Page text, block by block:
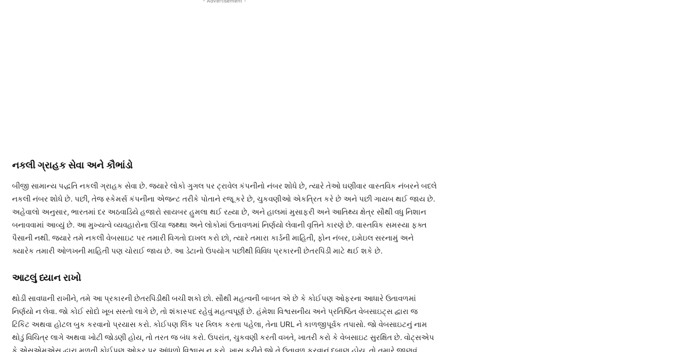
નકલી ગ્રાહક સેવા અને કૌભાંડો
બીજી સામાન્ય પદ્ધતિ નકલી ગ્રાહક સેવા છે. જ્યારે લોકો ગુગલ પર ટ્રાવેલ કંપનીનો નંબર શોધે છે, ત્યારે તેઓ ઘણીવાર વાસ્તવિક નંબરને બદલે
નકલી નંબર શોધે છે. પછી, તેજ સ્કેમર્સ કંપનીના એજન્ટ તરીકે પોતાને રજૂ કરે છે, ચુકવણીઓ એકત્રિત કરે છે અને પછી ગાયબ થઈ જાય છે.
અહેવાલો અનુસાર, ભારતમાં દર અઠવાડિયે હજારો સાયબર હુમલા થઈ રહ્યા છે, અને હાલમાં મુસાફરી અને આતિથ્ય ક્ષેત્ર સૌથી વધુ નિશાન
બનાવવામાં આવ્યું છે. આ મુખ્યત્વે વ્યવહારોના ઊંચા જથ્થા અને લોકોમાં ઉતાવળમાં નિર્ણયો લેવાની વૃત્તિને કારણે છે. વાસ્તવિક સમસ્યા ફક્ત
પૈસાની નથી. જ્યારે તમે નકલી વેબસાઇટ પર તમારી વિગતો દાખલ કરો છો, ત્યારે તમારા કાર્ડની માહિતી, ફોન નંબર, ઇમેઇલ સરનામું અને
ક્યારેક તમારી ઓળખની માહિતી પણ ચોરાઈ જાય છે. આ ડેટાનો ઉપયોગ પછીથી વિવિધ પ્રકારની છેતરપિંડી માટે થઈ શકે છે.
આટલું ધ્યાન રાખો
થોડી સાવધાની રાખીને, તમે આ પ્રકારની છેતરપિંડીથી બચી શકો છો. સૌથી મહત્વની બાબત એ છે કે કોઈપણ ઓફરના આધારે ઉતાવળમાં
નિર્ણયો ન લેવા. જો કોઈ સોદો ખૂબ સસ્તો લાગે છે, તો શંકાસ્પદ રહેવું મહત્વપૂર્ણ છે. હંમેશા વિશ્વસનીય અને પ્રતિષ્ઠિત વેબસાઇટ્સ દ્વારા જ
ટિકિટ અથવા હોટલ બુક કરવાનો પ્રયાસ કરો. કોઈપણ લિંક પર ક્લિક કરતા પહેલા, તેના URL ને કાળજીપૂર્વક તપાસો. જો વેબસાઇટનું નામ
થોડું વિચિત્ર લાગે અથવા ખોટી જોડણી હોય, તો તરત જ બંધ કરો. ઉપરાંત, ચુકવણી કરતી વખતે, ખાતરી કરો કે વેબસાઇટ સુરક્ષિત છે. વોટ્સએપ
કે એસએમએસ દ્વારા મળતી કોઈપણ ઓફર પર આંધળો વિશ્વાસ ન કરો. ખાસ કરીને જો તે ઉતાવળ કરવાનું દબાણ હોય, તો તમારે જાણવું